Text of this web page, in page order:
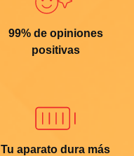
99% de opiniones
positivas
Tu aparato dura más